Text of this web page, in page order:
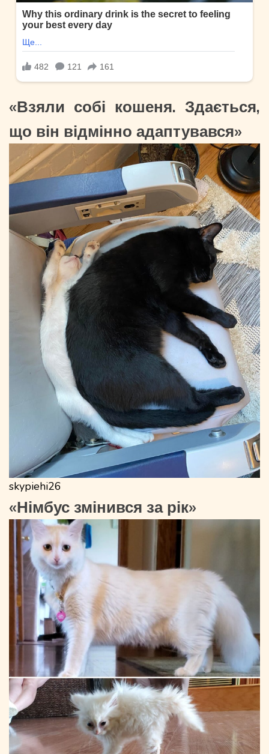
«Взяли собі кошеня. Здається,
що він відмінно адаптувався»
skypiehi26
«Німбус змінився за рік»